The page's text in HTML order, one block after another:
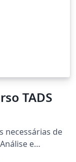
TADS
necessárias de
e
Instituto